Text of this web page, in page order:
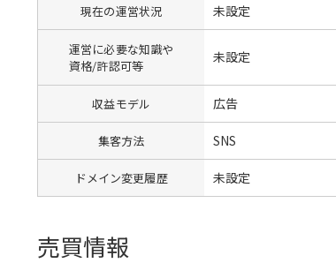
現在の運営状況 未設定
運営に必要な知識や
資格/許認可等
未設定
収益モデル 広告
集客方法 SNS
ドメイン変更履歴 未設定
売買情報